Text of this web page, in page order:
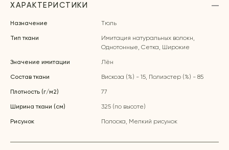
ХАРАКТЕРИСТИКИ
Назначение Тюль
Тип ткани
Имитация натуральных волокн,
Однотонные, Сетка, Широкие
Значение имитации Лён
Состав ткани Вискоза (%) - 15, Полиэстер (%) - 85
Плотность (г/м2) 77
Ширина ткани (см) 325 (по высоте)
Рисунок Полоска, Мелкий рисунок